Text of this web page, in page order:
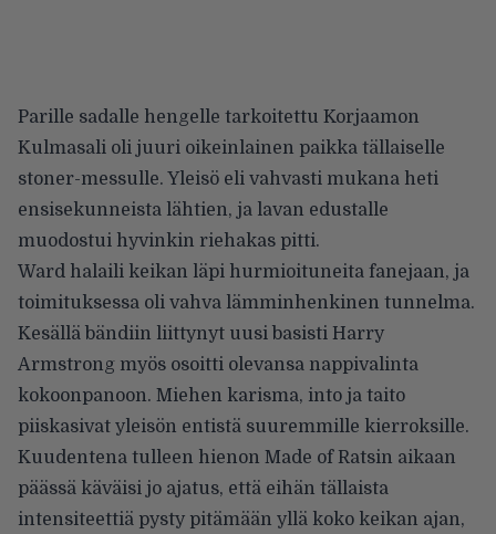
Parille sadalle hengelle tarkoitettu Korjaamon
Kulmasali oli juuri oikeinlainen paikka tällaiselle
stoner-messulle. Yleisö eli vahvasti mukana heti
ensisekunneista lähtien, ja lavan edustalle
muodostui hyvinkin riehakas pitti.
Ward halaili keikan läpi hurmioituneita fanejaan, ja
toimituksessa oli vahva lämminhenkinen tunnelma.
Kesällä bändiin liittynyt uusi basisti Harry
Armstrong myös osoitti olevansa nappivalinta
kokoonpanoon. Miehen karisma, into ja taito
piiskasivat yleisön entistä suuremmille kierroksille.
Kuudentena tulleen hienon Made of Ratsin aikaan
päässä käväisi jo ajatus, että eihän tällaista
intensiteettiä pysty pitämään yllä koko keikan ajan,